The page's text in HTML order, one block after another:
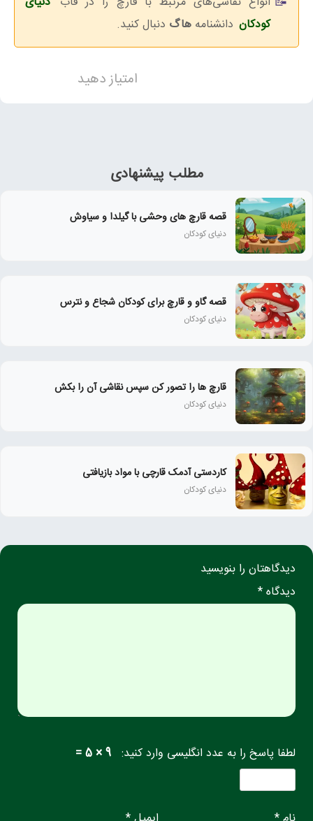
کودکان دانشنامه هاگ دنبال کنید.
امتیاز دهید
مطلب پیشنهادی
قصه قارچ های وحشی با گیلدا و سیاوش
دنیای کودکان
قصه گاو و قارچ برای کودکان شجاع و نترس
دنیای کودکان
قارچ ها را تصور کن سپس نقاشی آن را بکش
دنیای کودکان
کاردستی آدمک قارچی با مواد بازیافتی
دنیای کودکان
دیدگاهتان را بنویسید
دیدگاه *
لطفا پاسخ را به عدد انگلیسی وارد کنید: 9 × 5 =